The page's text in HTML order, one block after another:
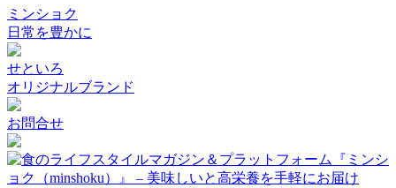
ミンショク
日常を豊かに
せといろ
オリジナルブランド
お問合せ